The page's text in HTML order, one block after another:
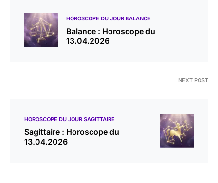
HOROSCOPE DU JOUR BALANCE
Balance : Horoscope du
13.04.2026
NEXT POST
HOROSCOPE DU JOUR SAGITTAIRE
Sagittaire : Horoscope du
13.04.2026